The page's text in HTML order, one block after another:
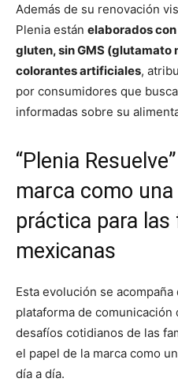
Además de su renovación
Plenia están elaborados
gluten, sin GMS (glutamato
colorantes artificiales,
por consumidores que
informadas sobre su
“Plenia
marca como
práctica para las
mexicanas
Esta evolución se acompaña
plataforma de comunicación
desafíos cotidianos de las
el papel de la marca como
día a día.